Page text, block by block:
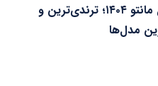
۱۵ مدل مانتو ۱۴۰۴؛ ترندی‌ترین و
مدل‌ها